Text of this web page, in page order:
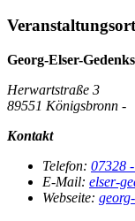
Veranstaltungsort
Georg-Elser-
Herwartstraße 3
89551 Königsbronn -
Kontakt
Telefon: 07328
E-Mail: elser-
Webseite: